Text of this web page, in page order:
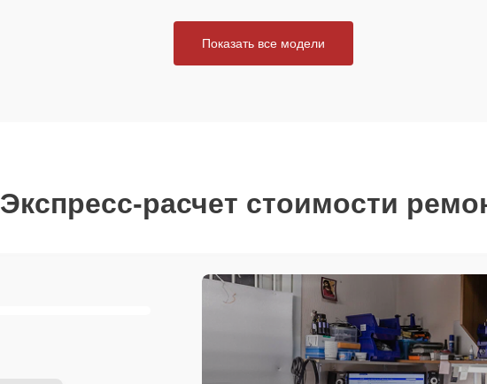
Показать все модели
Экспресс-расчет стоимости